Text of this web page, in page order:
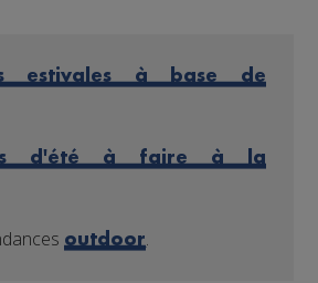
estivales à base de
d'été à faire à la
outdoor.